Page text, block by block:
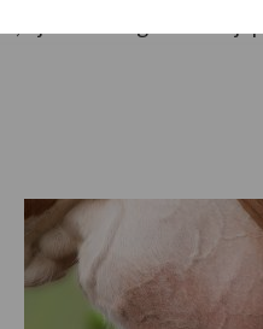
zijn er wel lagere